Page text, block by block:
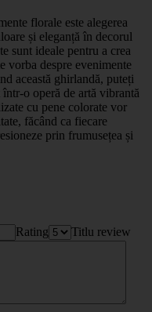
florale este alegerea
și eleganță în decorul
sunt ideale pentru a crea
vorba despre evenimente
această ghirlandă, puteți
o operă de artă vibrantă
cu pene colorate vor
făcând ca fiecare
prin frumusețea și
Rating Titlu review